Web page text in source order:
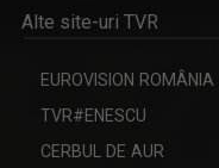
Alte site-uri TVR
EUROVISION ROMÂNIA
TVR#ENESCU
CERBUL DE AUR